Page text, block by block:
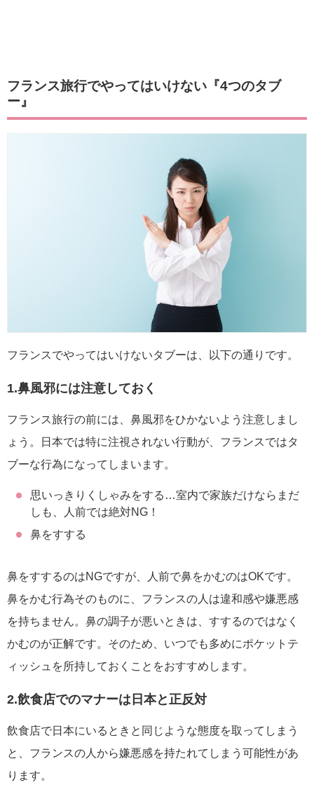
フランス旅行でやってはいけない『4つのタブ
ー』
フランスでやってはいけないタブーは、以下の通りです。
1.鼻風邪には注意しておく
フランス旅行の前には、鼻風邪をひかないよう注意しまし
ょう。日本では特に注視されない行動が、フランスではタ
ブーな行為になってしまいます。
思いっきりくしゃみをする…室内で家族だけならまだ
しも、人前では絶対NG！
鼻をすする
鼻をすするのはNGですが、人前で鼻をかむのはOKです。
鼻をかむ行為そのものに、フランスの人は違和感や嫌悪感
を持ちません。鼻の調子が悪いときは、すするのではなく
かむのが正解です。そのため、いつでも多めにポケットテ
ィッシュを所持しておくことをおすすめします。
2.飲食店でのマナーは日本と正反対
飲食店で日本にいるときと同じような態度を取ってしまう
と、フランスの人から嫌悪感を持たれてしまう可能性があ
ります。